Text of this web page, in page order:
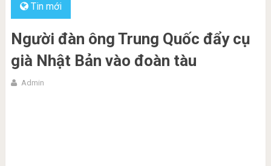
Tin mới
Người đàn ông Trung Quốc đẩy cụ
già Nhật Bản vào đoàn tàu
Admin